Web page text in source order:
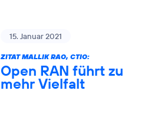
15. Januar 2021
ZITAT MALLIK RAO, CTIO:
Open RAN führt zu
mehr Vielfalt